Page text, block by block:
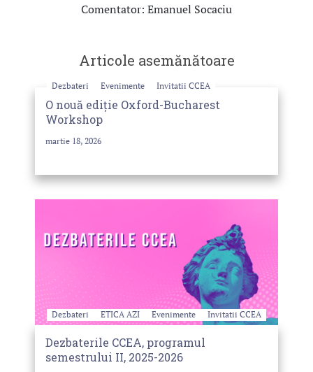
Comentator: Emanuel Socaciu
Articole asemănătoare
Dezbateri Evenimente Invitatii CCEA
O nouă ediție Oxford-Bucharest
Workshop
martie 18, 2026
Dezbateri ETICA AZI Evenimente Invitatii CCEA
Dezbaterile CCEA, programul
semestrului II, 2025-2026